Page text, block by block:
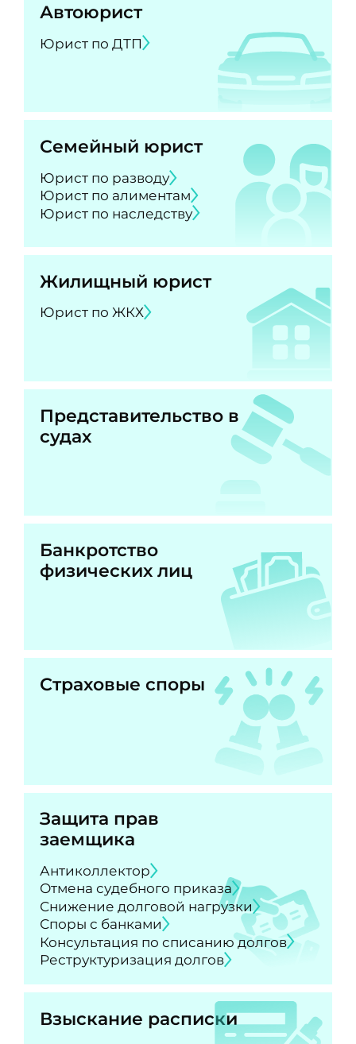
Автоюрист
Юрист по ДТП
Семейный юрист
Юрист по разводу
Юрист по алиментам
Юрист по наследству
Жилищный юрист
Юрист по ЖКХ
Представительство в
судах
Банкротство
физических лиц
Страховые споры
Защита прав
заемщика
Антиколлектор
Отмена судебного приказа
Снижение долговой нагрузки
Споры с банками
Консультация по списанию долгов
Реструктуризация долгов
Взыскание расписки